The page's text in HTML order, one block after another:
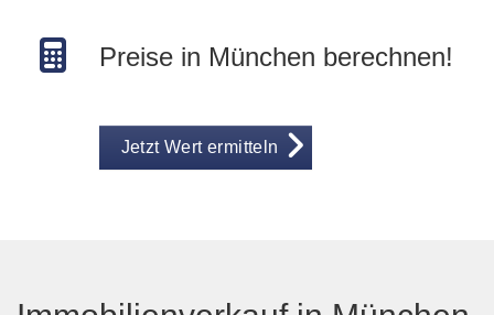
Preise in München berechnen!
Jetzt Wert ermitteln